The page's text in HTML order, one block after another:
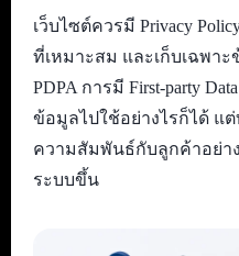
เว็บไซต์ควรมี Privacy
ที่เหมาะสม และเก็บเฉพา
PDPA การมี First-party
ข้อมูลไปใช้อย่างไรก็ได้ แ
ความสัมพันธ์กับลูกค้าอย่า
ระบบขึ้น